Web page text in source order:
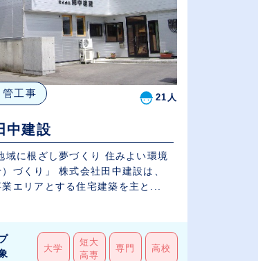
管工事 21人
中建設
域に根ざし夢づくり 住みよい環境
づくり」 株式会社田中建設は、
エリアとする住宅建築を主と...
大学
短大
高専
専門 高校